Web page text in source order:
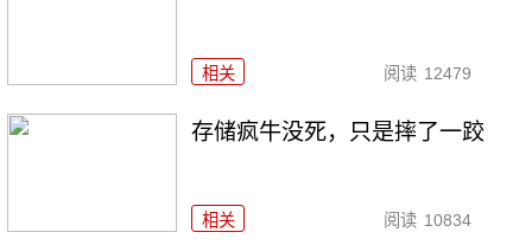
相关 阅读 12479
存储疯牛没死，只是摔了一跤
相关 阅读 10834